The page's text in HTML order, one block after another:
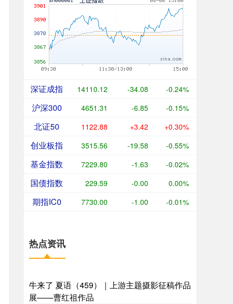
深证成指 14110.12 -34.08 -0.24%
沪深300 4651.31 -6.85 -0.15%
北证50 1122.88 +3.42 +0.30%
创业板指 3515.56 -19.58 -0.55%
基金指数 7229.80 -1.63 -0.02%
国债指数 229.59 -0.00 0.00%
期指IC0 7730.00 -1.00 -0.01%
热点资讯
牛来了 夏语（459）｜上游主题摄影征稿作品
展——曹红祖作品